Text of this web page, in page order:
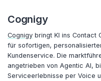
Cognigy
Cognigy bringt KI ins Contact
für sofortigen,
Kundenservice. Die
angetrieben von Agentic AI,
Serviceerlebnisse per Voice